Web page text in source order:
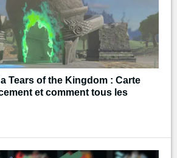
Tears of the Kingdom : Carte
et comment tous les